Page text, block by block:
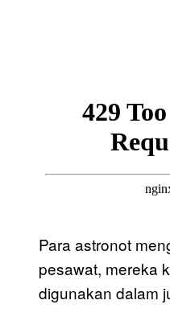
Para astronot
pesawat, mereka
digunakan dalam